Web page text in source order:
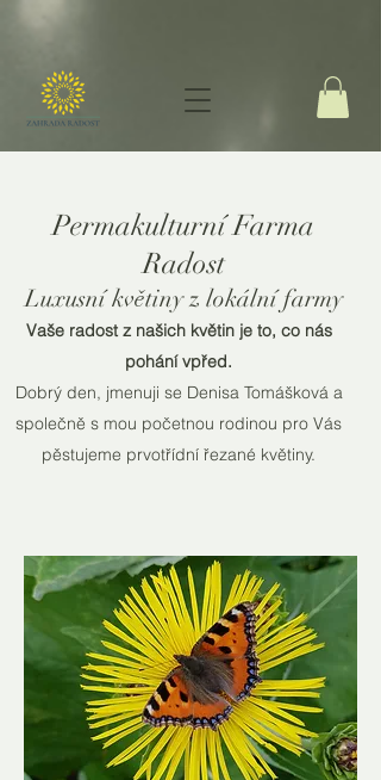
Permakulturní Farma
Radost
Luxusní květiny z lokální farmy
Vaše radost z našich květin je to, co nás
pohání vpřed.
Dobrý den, jmenuji se Denisa Tomášková a
společně s mou početnou rodinou pro Vás
pěstujeme prvotřídní řezané květiny.